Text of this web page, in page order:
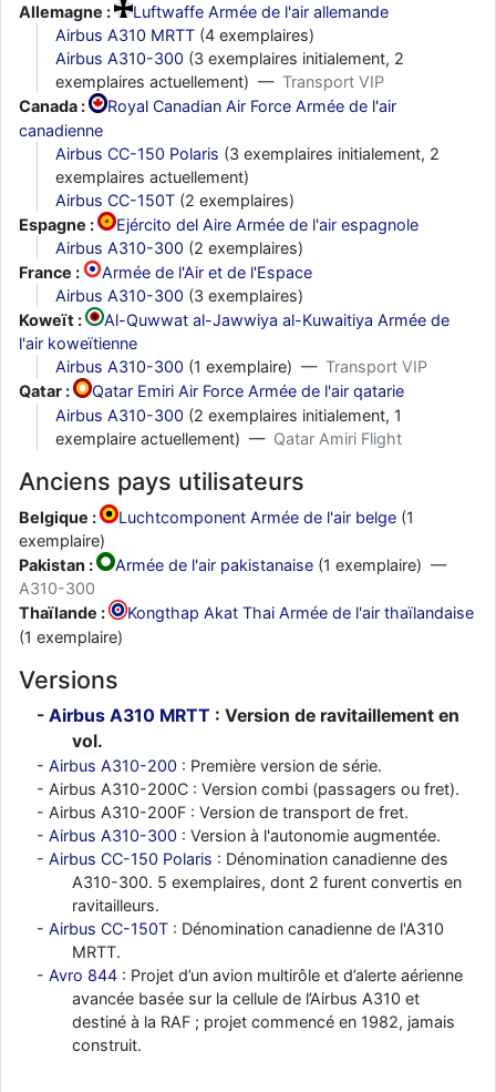
Allemagne :
Luftwaffe Armée de l'air allemande
Airbus A310 MRTT (4 exemplaires)
Airbus A310-300 (3 exemplaires initialement, 2
exemplaires actuellement) — Transport VIP
Canada :
Royal Canadian Air Force Armée de l'air
canadienne
Airbus CC-150 Polaris (3 exemplaires initialement, 2
exemplaires actuellement)
Airbus CC-150T (2 exemplaires)
Espagne :
Ejército del Aire Armée de l'air espagnole
Airbus A310-300 (2 exemplaires)
France :
Armée de l'Air et de l'Espace
Airbus A310-300 (3 exemplaires)
Koweït :
Al-Quwwat al-Jawwiya al-Kuwaitiya Armée de
l'air koweïtienne
Airbus A310-300 (1 exemplaire) — Transport VIP
Qatar :
Qatar Emiri Air Force Armée de l'air qatarie
Airbus A310-300 (2 exemplaires initialement, 1
exemplaire actuellement) — Qatar Amiri Flight
Anciens pays utilisateurs
Belgique : Luchtcomponent Armée de l'air belge (1
exemplaire)
Pakistan :
Armée de l'air pakistanaise (1 exemplaire) —
A310-300
Thaïlande :
Kongthap Akat Thai Armée de l'air thaïlandaise
(1 exemplaire)
Versions
Airbus A310 MRTT : Version de ravitaillement en
vol.
Airbus A310-200 : Première version de série.
Airbus A310-200C : Version combi (passagers ou fret).
Airbus A310-200F : Version de transport de fret.
Airbus A310-300 : Version à l'autonomie augmentée.
Airbus CC-150 Polaris : Dénomination canadienne des
A310-300. 5 exemplaires, dont 2 furent convertis en
ravitailleurs.
Airbus CC-150T : Dénomination canadienne de l'A310
MRTT.
Avro 844 : Projet d’un avion multirôle et d’alerte aérienne
avancée basée sur la cellule de l’Airbus A310 et
destiné à la RAF ; projet commencé en 1982, jamais
construit.